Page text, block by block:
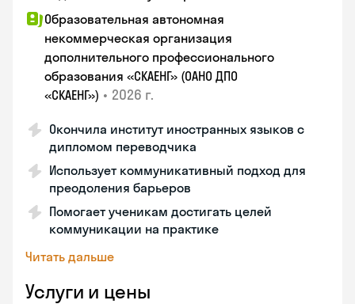
Образовательная автономная
некоммерческая организация
дополнительного профессионального
образования «СКАЕНГ» (ОАНО ДПО
«СКАЕНГ») • 2026 г.
Окончила институт иностранных языков с
дипломом переводчика
Использует коммуникативный подход для
преодоления барьеров
Помогает ученикам достигать целей
коммуникации на практике
Читать дальше
Услуги и цены